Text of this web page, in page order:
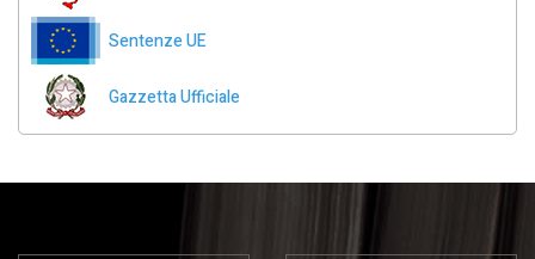
Sentenze UE
Gazzetta Ufficiale